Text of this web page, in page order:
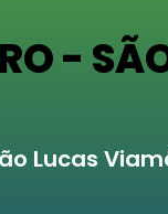
-
Lucas